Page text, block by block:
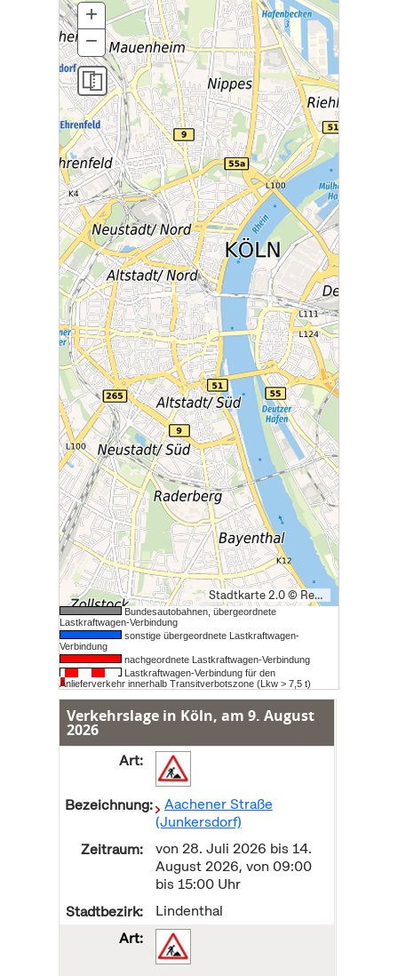
Stadtkarte 2.0 © Regionalverband Ruhr und Kooperationspartner (Lizenz: dl-de/by-2-0), Datengrundlagen: ALKIS, ATKIS - © Land NRW/Katasterämter (Lizenz: dl-de/zero-2-0) und OpenStreetMap (License: ODbL)
+ Zoom
In
− Zoom
Out
Bundesautobahnen, übergeordnete
Lastkraftwagen-Verbindung
sonstige übergeordnete Lastkraftwagen-
Verbindung
nachgeordnete Lastkraftwagen-Verbindung
Lastkraftwagen-Verbindung für den
Anlieferverkehr innerhalb Transitverbotszone (Lkw > 7,5 t)
Verkehrslage in Köln, am 9. August
2026
Aachener Straße
(Junkersdorf)
von 28. Juli 2026 bis 14.
August 2026, von 09:00
bis 15:00 Uhr
Lindenthal